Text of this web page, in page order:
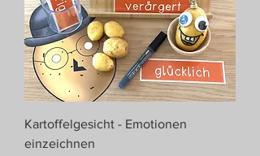
Kartoffelgesicht - Emotionen
einzeichnen